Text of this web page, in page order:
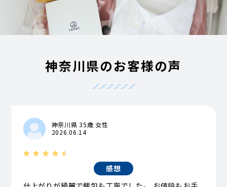
神奈川県のお客様の声
神奈川県 35歳 女性
2026.06.14
感想